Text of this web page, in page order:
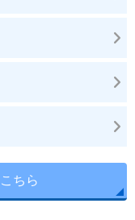
ちら